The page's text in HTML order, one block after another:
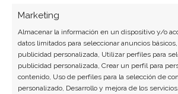
Marketing
Almacenar la información en un dispositivo y/o
datos limitados para seleccionar anuncios
publicidad personalizada, Utilizar perfiles para
publicidad personalizada, Crear un perfil para
contenido, Uso de perfiles para la selección de
personalizado, Desarrollo y mejora de los